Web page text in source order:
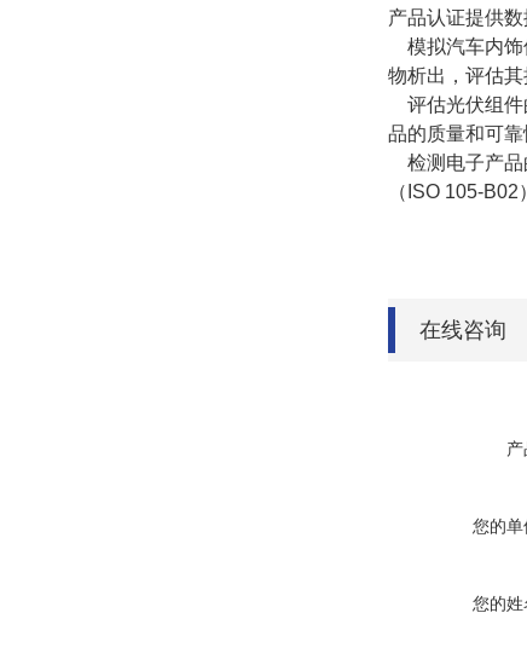
产品认证提供数
模拟汽车内饰
物析出，评估其
评估光伏组件
品的质量和可靠
检测电子产品
（ISO 105-
在线咨询
产
您的单
您的姓